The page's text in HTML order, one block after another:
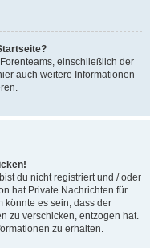
einschließlich der
auch weitere Informationen
du nicht registriert und / oder
hat Private Nachrichten für
könnte es sein, dass der
zu verschicken, entzogen hat.
zu erhalten.